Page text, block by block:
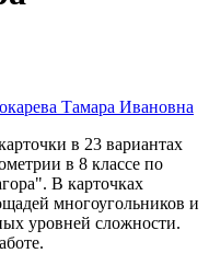
Тамара Ивановна
в 23 вариантах
в 8 классе по
В карточках
многоугольников и
уровней сложности.